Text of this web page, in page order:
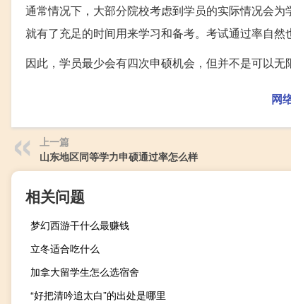
通常情况下，大部分院校考虑到学员的实际情况会
就有了充足的时间用来学习和备考。考试通过率自然
因此，学员最少会有四次申硕机会，但并不是可以无
网
上一篇
山东地区同等学力申硕通过率怎么样
相关问题
梦幻西游干什么最赚钱
立冬适合吃什么
加拿大留学生怎么选宿舍
“好把清吟追太白”的出处是哪里